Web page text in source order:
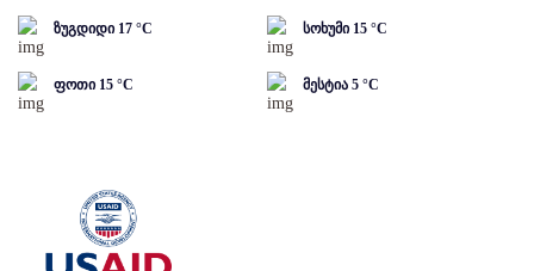
ზუგდიდი 17 °C სოხუმი 15 °C
ფოთი 15 °C მესტია 5 °C